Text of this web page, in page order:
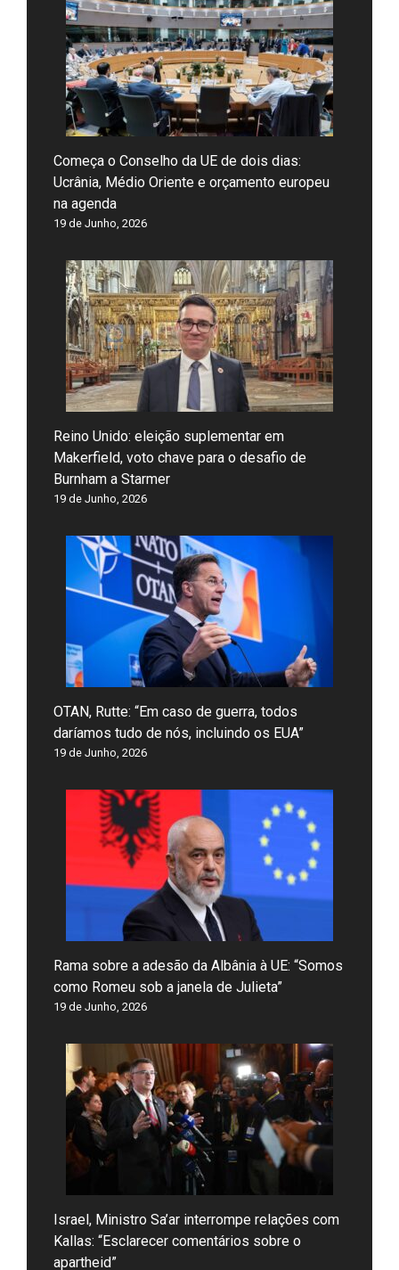
Começa o Conselho da UE de dois dias:
Ucrânia, Médio Oriente e orçamento europeu
na agenda
19 de Junho, 2026
Reino Unido: eleição suplementar em
Makerfield, voto chave para o desafio de
Burnham a Starmer
19 de Junho, 2026
OTAN, Rutte: “Em caso de guerra, todos
daríamos tudo de nós, incluindo os EUA”
19 de Junho, 2026
Rama sobre a adesão da Albânia à UE: “Somos
como Romeu sob a janela de Julieta”
19 de Junho, 2026
Israel, Ministro Sa’ar interrompe relações com
Kallas: “Esclarecer comentários sobre o
apartheid”